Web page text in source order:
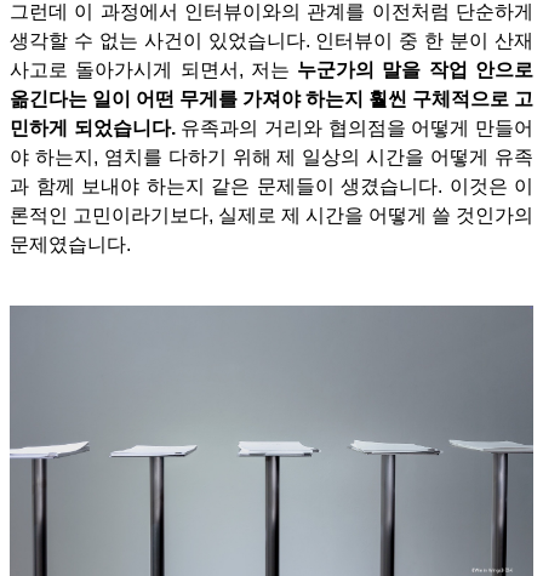
그런데 이 과정에서 인터뷰이와의 관계를 이전처럼 단순하게
생각할 수 없는 사건이 있었습니다. 인터뷰이 중 한 분이 산재
사고로 돌아가시게 되면서, 저는 누군가의 말을 작업 안으로
옮긴다는 일이 어떤 무게를 가져야 하는지 훨씬 구체적으로 고
민하게 되었습니다.유족과의 거리와 협의점을 어떻게 만들어
야 하는지, 염치를 다하기 위해 제 일상의 시간을 어떻게 유족
과 함께 보내야 하는지 같은 문제들이 생겼습니다. 이것은 이
론적인 고민이라기보다, 실제로 제 시간을 어떻게 쓸 것인가의
문제였습니다.